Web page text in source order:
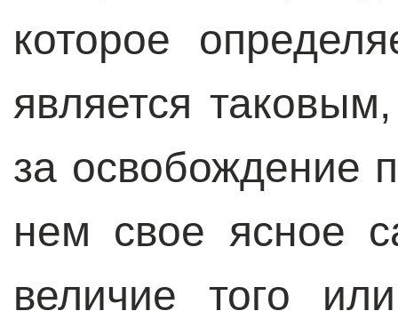
которое
является
за освобождение
нем свое ясное
величие того